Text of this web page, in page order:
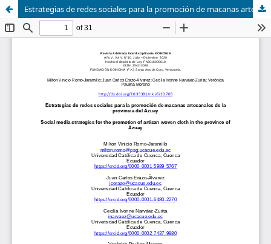
Estrategias de redes sociales para la promoción de macanas artesanales de la provincia del Azuay